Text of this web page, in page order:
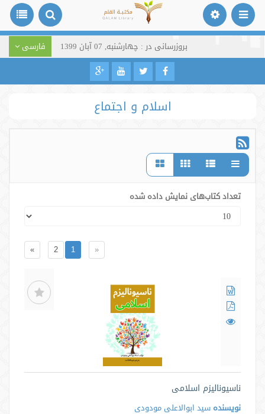
بروزرسانی در : چهارشنبه, 07 آبان 1399 فارسی
اسلام و اجتماع
تعداد کتاب‌های نمایش داده شده
«
1
2
»
ناسیونالیزم اسلامی
نویسنده سید ابوالاعلی مودودی